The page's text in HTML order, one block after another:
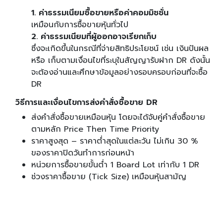
1. ค่าธรรมเนียมซื้อขายหรือค่าคอมมิชชั่น
เหมือนกับการซื้อขายหุ้นทั่วไป
2. ค่าธรรมเนียมที่ผู้ออกอาจเรียกเก็บ
ซึ่งจะเกิดขึ้นในกรณีที่จ่ายสิทธิประโยชน์ เช่น เงินปันผล
หรือ เก็บตามเงื่อนไขที่ระบุในสัญญารับฝาก DR ดังนั้น
จะต้องอ่านและศึกษาข้อมูลอย่างรอบครอบก่อนที่จะซื้อ
DR
วิธีการและเงื่อนไขการส่งคำสั่งซื้อขาย DR
ส่งคำสั่งซื้อขายเหมือนหุ้น โดยจะได้จับคู่คำสั่งซื้อขาย
ตามหลัก Price Then Time Priority
ราคาสูงสุด – ราคาต่ำสุดในแต่ละวัน ไม่เกิน 30 %
ของราคาปิดวันทำการก่อนหน้า
หน่วยการซื้อขายขั้นต่ำ 1 Board Lot เท่ากับ 1 DR
ช่วงราคาซื้อขาย (Tick Size) เหมือนหุ้นสามัญ